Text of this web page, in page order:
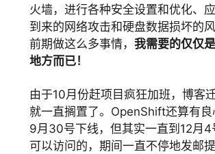
火墙，进行各种安全设置和优化、
到来的网络攻击和硬盘数据损坏的
前期做这么多事情， 我需要的仅仅
地方而已！
由于10月份赶项目疯狂加班，博客
就一直搁置了。OpenShift还算有
9月30号下线，但其实一直到12月4
可以访问的，期间一直不停地发邮